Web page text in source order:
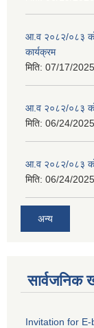
आ.व २०८२/०८३ को
कार्यक्रम
मिति: 07/17/
आ.व २०८२/०८३ को
मिति: 06/24/
आ.व २०८२/०८३ को
मिति: 06/24/
अन्य
सार्वजनिक
Invitation for E-